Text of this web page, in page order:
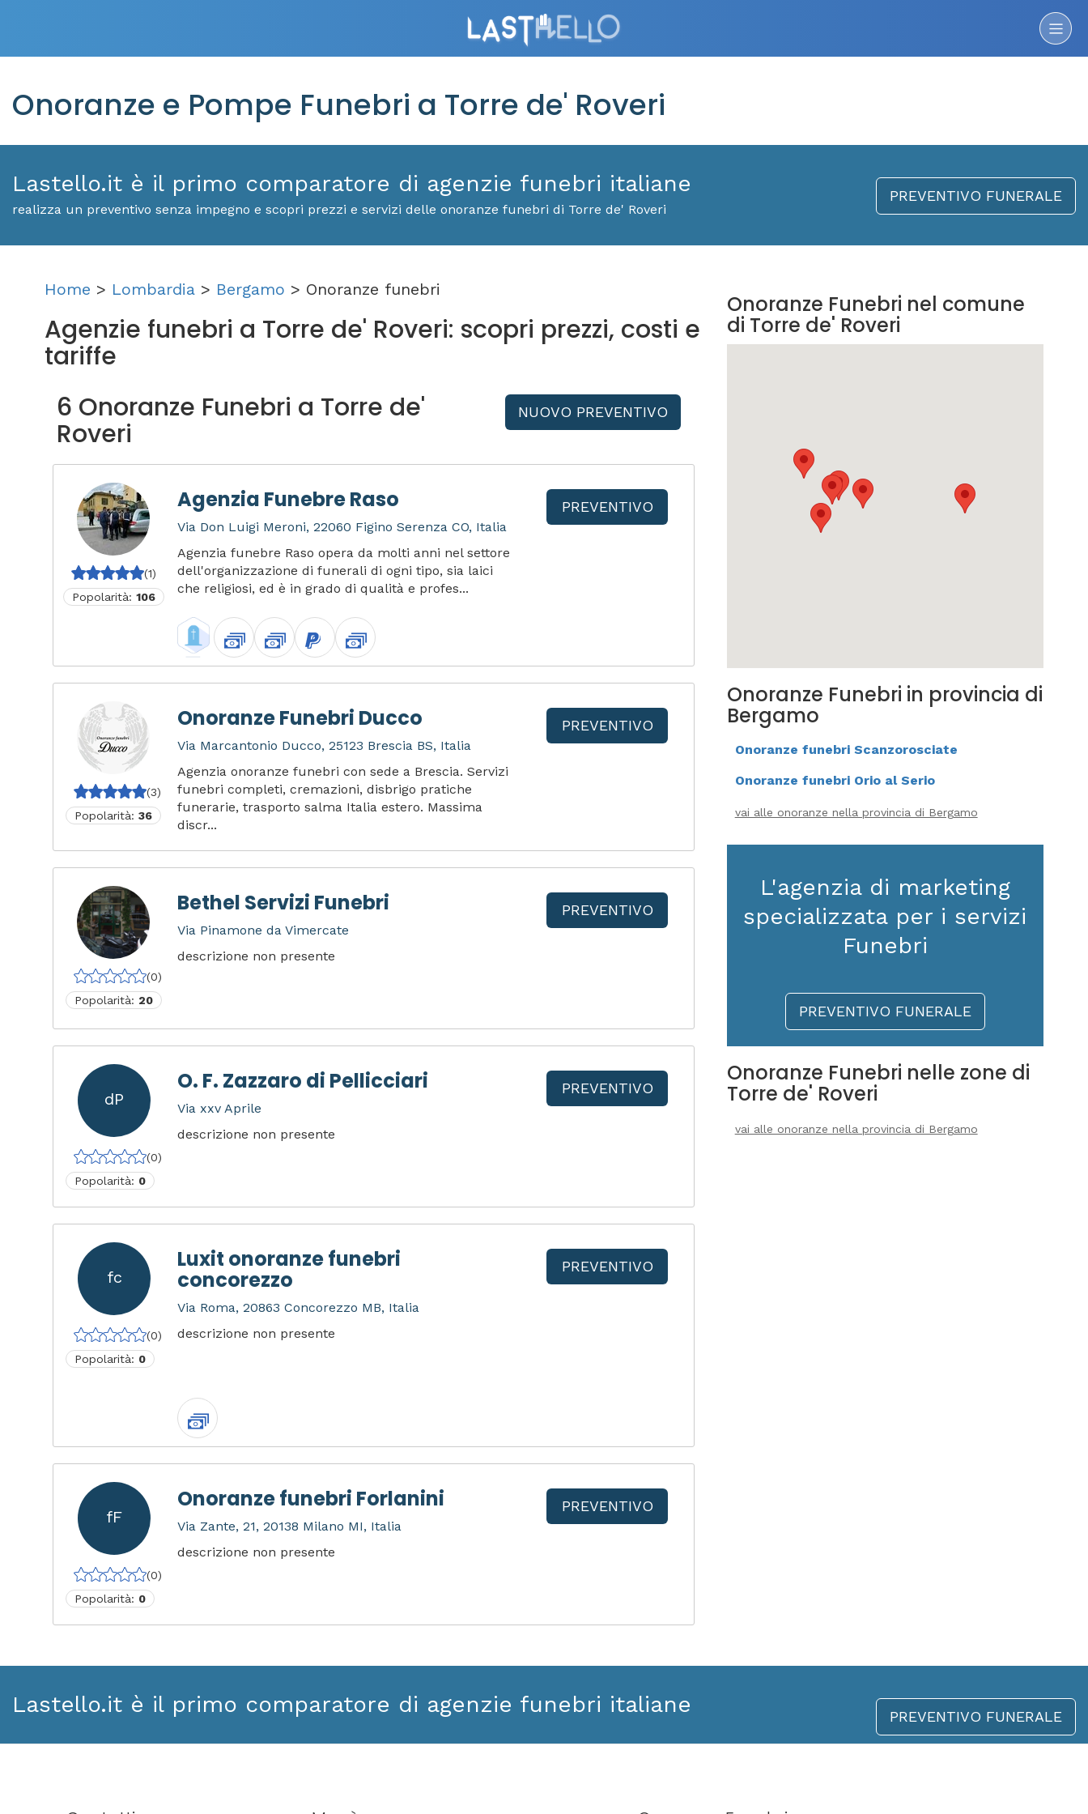
Onoranze e Pompe Funebri a Torre de' Roveri
Lastello.it è il primo comparatore di agenzie funebri italiane
realizza un preventivo senza impegno e scopri prezzi e servizi delle onoranze funebri di Torre de' Roveri
PREVENTIVO FUNERALE
Home > Lombardia > Bergamo > Onoranze funebri
Agenzie funebri a Torre de' Roveri: scopri prezzi, costi e
tariffe
6 Onoranze Funebri a Torre de'
Roveri
NUOVO PREVENTIVO
(1)
Popolarità: 106
Agenzia Funebre Raso
Via Don Luigi Meroni, 22060 Figino Serenza CO, Italia
Agenzia funebre Raso opera da molti anni nel settore
dell'organizzazione di funerali di ogni tipo, sia laici
che religiosi, ed è in grado di qualità e profes...
PREVENTIVO
(3)
Popolarità:36
Onoranze Funebri Ducco
Via Marcantonio Ducco, 25123 Brescia BS, Italia
Agenzia onoranze funebri con sede a Brescia. Servizi
funebri completi, cremazioni, disbrigo pratiche
funerarie, trasporto salma Italia estero. Massima
discr...
PREVENTIVO
(0)
Popolarità: 20
Bethel Servizi Funebri
Via Pinamone da Vimercate
descrizione non presente
PREVENTIVO
dP
(0)
Popolarità: 0
O. F. Zazzaro di Pellicciari
Via xxv Aprile
descrizione non presente
PREVENTIVO
fc
(0)
Popolarità: 0
Luxit onoranze funebri
concorezzo
Via Roma, 20863 Concorezzo MB, Italia
descrizione non presente
PREVENTIVO
fF
(0)
Popolarità: 0
Onoranze funebri Forlanini
Via Zante, 21, 20138 Milano MI, Italia
descrizione non presente
PREVENTIVO
Onoranze Funebri nel comune
di Torre de' Roveri
Onoranze Funebri in provincia di
Bergamo
Onoranze funebri Scanzorosciate
Onoranze funebri Orio al Serio
vai alle onoranze nella provincia di Bergamo
L'agenzia di marketing
specializzata per i servizi
Funebri
PREVENTIVO FUNERALE
Onoranze Funebri nelle zone di
Torre de' Roveri
vai alle onoranze nella provincia di Bergamo
Lastello.it è il primo comparatore di agenzie funebri italiane PREVENTIVO FUNERALE